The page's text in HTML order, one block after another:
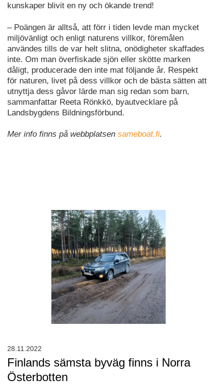
kunskaper blivit en ny och ökande trend!
– Poängen är alltså, att förr i tiden levde man mycket
miljövänligt och enligt naturens villkor, föremålen
användes tills de var helt slitna, onödigheter skaffades
inte. Om man överfiskade sjön eller skötte marken
dåligt, producerade den inte mat följande år. Respekt
för naturen, livet på dess villkor och de bästa sätten att
utnyttja dess gåvor lärde man sig redan som barn,
sammanfattar Reeta Rönkkö, byautvecklare på
Landsbygdens Bildningsförbund.
Mer info finns på webbplatsen sameboat.fi.
Finlands sämsta byväg finns i Norra
Österbotten
28.11.2022